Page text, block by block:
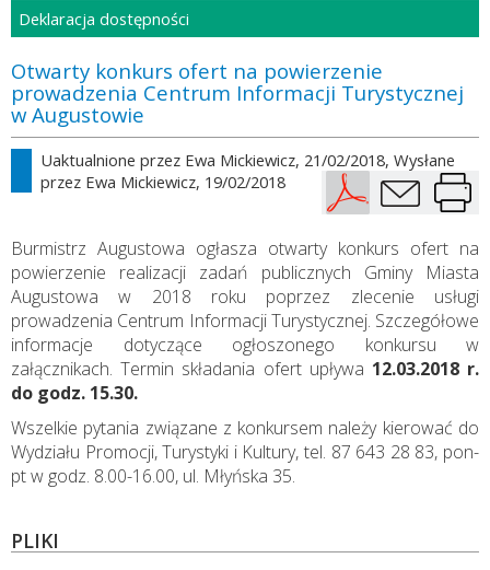
Deklaracja dostępności
Otwarty konkurs ofert na powierzenie
prowadzenia Centrum Informacji Turystycznej
w Augustowie
Uaktualnione przez Ewa Mickiewicz, 21/02/2018, Wysłane
przez Ewa Mickiewicz, 19/02/2018
Burmistrz Augustowa ogłasza otwarty konkurs ofert na
powierzenie realizacji zadań publicznych Gminy Miasta
Augustowa w 2018 roku poprzez zlecenie usługi
prowadzenia Centrum Informacji Turystycznej. Szczegółowe
informacje dotyczące ogłoszonego konkursu w
załącznikach. Termin składania ofert upływa 12.03.2018 r.
do godz. 15.30.
Wszelkie pytania związane z konkursem należy kierować do
Wydziału Promocji, Turystyki i Kultury, tel. 87 643 28 83, pon-
pt w godz. 8.00-16.00, ul. Młyńska 35.
PLIKI